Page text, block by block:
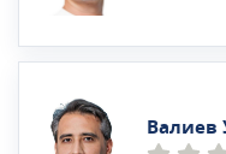
Валиев